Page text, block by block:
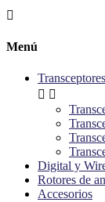

Menú
Transceptores
 
Digital y
Rotores de
Accesorios